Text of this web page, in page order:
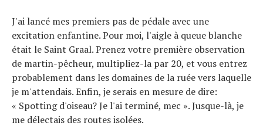
J'ai lancé mes premiers pas de pédale avec une
excitation enfantine. Pour moi, l'aigle à queue blanche
était le Saint Graal. Prenez votre première observation
de martin-pêcheur, multipliez-la par 20, et vous entrez
probablement dans les domaines de la ruée vers laquelle
je m'attendais. Enfin, je serais en mesure de dire:
« Spotting d'oiseau? Je l'ai terminé, mec ». Jusque-là, je
me délectais des routes isolées.